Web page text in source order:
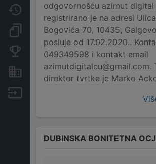
Promjene
Dokumenti i objave
Konkurentske tvrtke
Nekretnine i imovina
odgovornošću azimut digital
registrirano je na adresi
Bogovića 70, 10435,
posluje od 17.02.2020..
049349598 i kontakt email
azimutdigitaleu@gmail.com.
direktor tvrtke je Marko
DUBINSKA BONITETNA